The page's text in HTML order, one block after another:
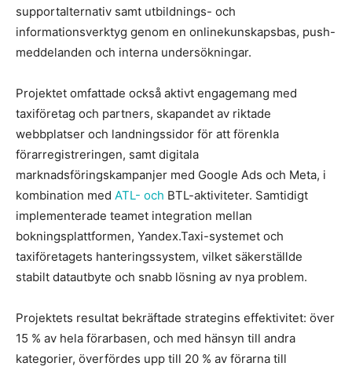
supportalternativ samt utbildnings- och
informationsverktyg genom en onlinekunskapsbas, push-
meddelanden och interna undersökningar.
Projektet omfattade också aktivt engagemang med
taxiföretag och partners, skapandet av riktade
webbplatser och landningssidor för att förenkla
förarregistreringen, samt digitala
marknadsföringskampanjer med Google Ads och Meta, i
kombination med ATL- och BTL-aktiviteter. Samtidigt
implementerade teamet integration mellan
bokningsplattformen, Yandex.Taxi-systemet och
taxiföretagets hanteringssystem, vilket säkerställde
stabilt datautbyte och snabb lösning av nya problem.
Projektets resultat bekräftade strategins effektivitet: över
15 % av hela förarbasen, och med hänsyn till andra
kategorier, överfördes upp till 20 % av förarna till